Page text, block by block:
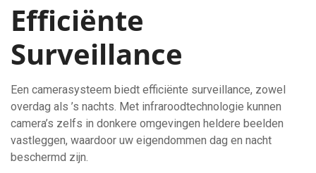
Efficiënte
Surveillance
Een camerasysteem biedt efficiënte surveillance, zowel
overdag als ’s nachts. Met infraroodtechnologie kunnen
camera’s zelfs in donkere omgevingen heldere beelden
vastleggen, waardoor uw eigendommen dag en nacht
beschermd zijn.